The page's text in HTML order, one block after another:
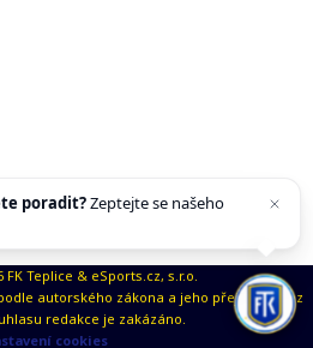
Teplice & eSports.cz, s.r.o.
autorského zákona a jeho přejímaní bez
redakce je zakázáno.
cookies
poradit?Zeptejte se našeho